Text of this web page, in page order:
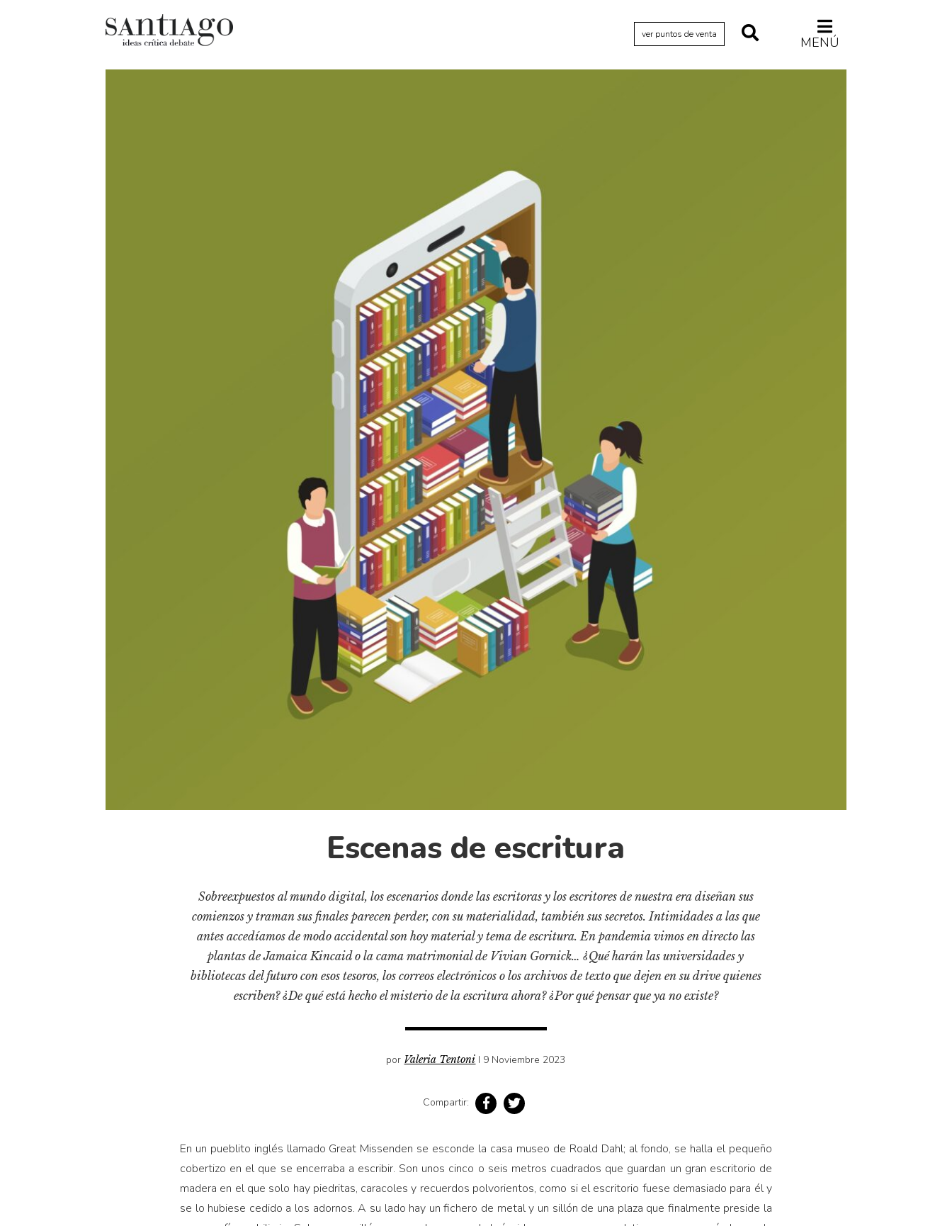
ver puntos de venta MENÚ
Historia material de los libros
Lagunas mentales
Medioambiente
Narrativas visuales
Pensamiento
Pensamiento ilustrado
Personaje
Personajes secundarios
Política
Escenas de escritura
Sobreexpuestos al mundo digital, los escenarios donde las escritoras y los escritores de nuestra era diseñan sus
comienzos y traman sus finales parecen perder, con su materialidad, también sus secretos. Intimidades a las que
antes accedíamos de modo accidental son hoy material y tema de escritura. En pandemia vimos en directo las
plantas de Jamaica Kincaid o la cama matrimonial de Vivian Gornick… ¿Qué harán las universidades y
bibliotecas del futuro con esos tesoros, los correos electrónicos o los archivos de texto que dejen en su drive quienes
escriben? ¿De qué está hecho el misterio de la escritura ahora? ¿Por qué pensar que ya no existe?
por Valeria Tentoni I 9 Noviembre 2023
Compartir:
En un pueblito inglés llamado Great Missenden se esconde la casa museo de Roald Dahl; al fondo, se halla el pequeño
cobertizo en el que se encerraba a escribir. Son unos cinco o seis metros cuadrados que guardan un gran escritorio de
madera en el que solo hay piedritas, caracoles y recuerdos polvorientos, como si el escritorio fuese demasiado para él y
se lo hubiese cedido a los adornos. A su lado hay un fichero de metal y un sillón de una plaza que finalmente preside la